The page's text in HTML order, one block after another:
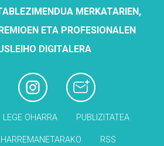
MERKATARIEN,
ETA PROFESIONALEN
DIGITALERA
LEGE OHARRA PUBLIZITATEA
HARREMANETARAKO RSS